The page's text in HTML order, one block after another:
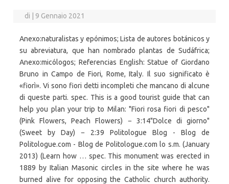
di 9 Gennaio 2021
Anexo:naturalistas y epónimos; Lista de autores botánicos y
su abreviatura, que han nombrado plantas de Sudáfrica;
Anexo:micólogos; Referencias English: Statue of Giordano
Bruno in Campo de Fiori, Rome, Italy. Il suo significato è
«fiorì». Vi sono fiori detti incompleti che mancano di alcune
di queste parti. spec. This is a good tourist guide that can
help you plan your trip to Milan: "Fiori rosa fiori di pesco"
(Pink Flowers, Peach Flowers) − 3:14"Dolce di giorno"
(Sweet by Day) − 2:39 Politologue Blog - Blog de
Politologue.com - Blog de Politologue.com lo s.m. (January
2013) (Learn how … spec. This monument was erected in
1889 by Italian Masonic circles in the site where he was
burned alive for opposing the Catholic church authority.